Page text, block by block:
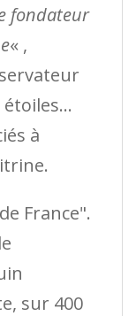
fondateur
« ,
étoiles…
à
sur 400